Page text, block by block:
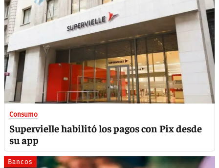
Consumo
Supervielle habilitó los pagos con Pix desde
su app
Bancos